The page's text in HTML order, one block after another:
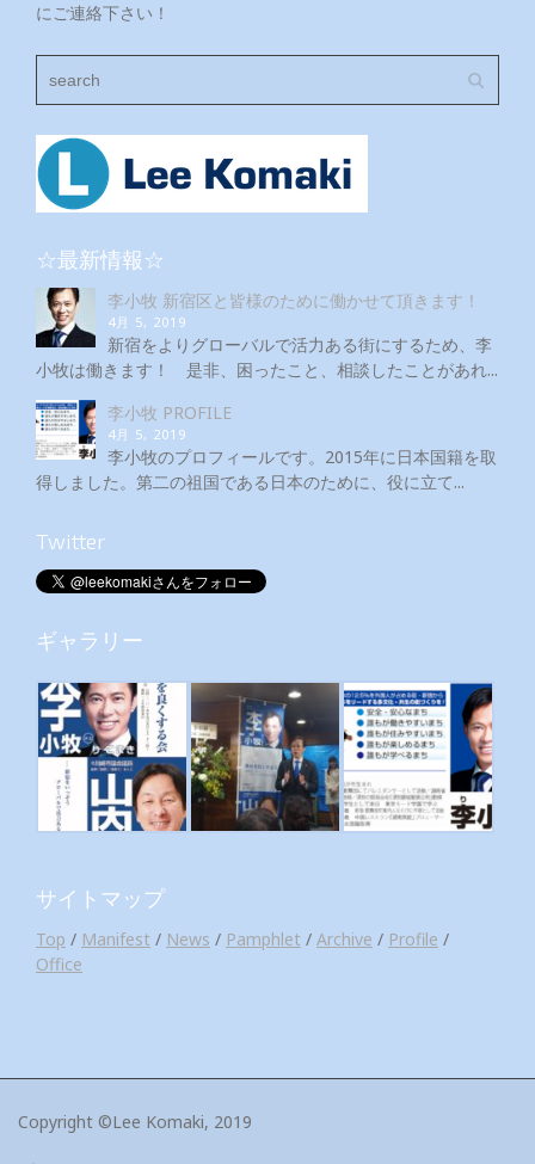
にご連絡下さい！
☆最新情報☆
李小牧 新宿区と皆様のために働かせて頂きます！
4月 5, 2019
新宿をよりグローバルで活力ある街にするため、李
小牧は働きます！ 是非、困ったこと、相談したことがあれ...
李小牧 PROFILE
4月 5, 2019
李小牧のプロフィールです。2015年に日本国籍を取
得しました。第二の祖国である日本のために、役に立て...
Twitter
ギャラリー
サイトマップ
Top / Manifest / News / Pamphlet / Archive / Profile /
Office
Copyright ©Lee Komaki, 2019